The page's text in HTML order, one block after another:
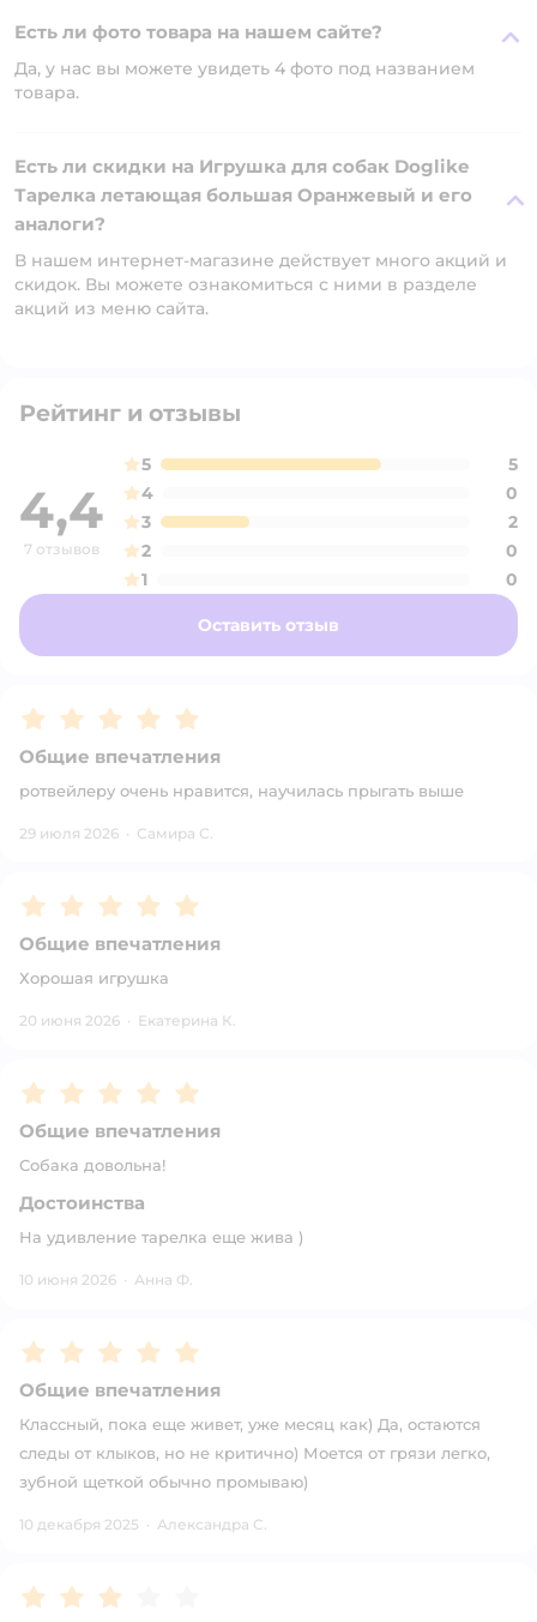
Есть ли фото товара на нашем сайте?
Да, у нас вы можете увидеть 4 фото под названием
товара.
Есть ли скидки на Игрушка для собак Doglike
Тарелка летающая большая Оранжевый и его
аналоги?
В нашем интернет-магазине действует много акций и
скидок. Вы можете ознакомиться с ними в разделе
акций из меню сайта.
Рейтинг и отзывы
4,4
7 отзывов
5
5
4
0
3
2
2
0
1
0
Оставить отзыв
Рейтинг:5
Общие впечатления
ротвейлеру очень нравится, научилась прыгать выше
29 июля 2026 · Самира С.
Рейтинг:5
Общие впечатления
Хорошая игрушка
20 июня 2026 · Екатерина К.
Рейтинг:5
Общие впечатления
Собака довольна!
Достоинства
На удивление тарелка еще жива )
10 июня 2026 · Анна Ф.
Рейтинг:5
Общие впечатления
Классный, пока еще живет, уже месяц как) Да, остаются
следы от клыков, но не критично) Моется от грязи легко,
зубной щеткой обычно промываю)
10 декабря 2025 · Александра С.
Рейтинг:3